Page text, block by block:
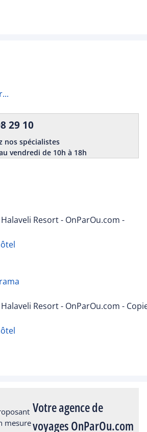
29 10
nos spécialistes
vendredi de 10h à 18h
Resort - OnParOu.com -
Resort - OnParOu.com -
mesure
Votre agence de
voyages OnParOu.com